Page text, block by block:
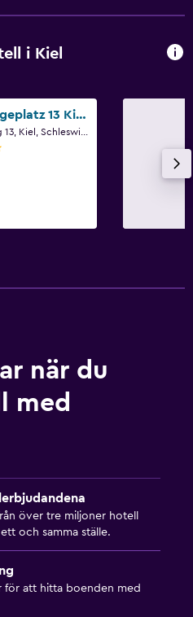
i Kiel
Hotel Liegeplatz 13 Kiel by Premiere Classe
när du
med
över tre miljoner hotell
och samma ställe.
för att hitta boenden med